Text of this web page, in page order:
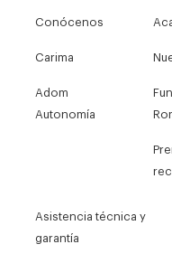
Conócenos
Carima
Adom
Autonomía
Asistencia técnica y
garantía